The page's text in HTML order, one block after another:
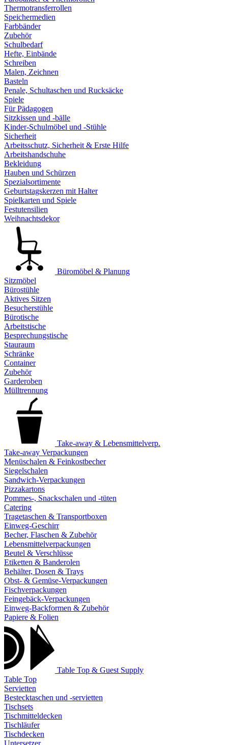
Thermotransferrollen
Speichermedien
Farbbänder
Zubehör
Schulbedarf
Hefte, Einbände
Schreiben
Malen, Zeichnen
Basteln
Penale, Schultaschen und Rucksäcke
Spiele
Für Pädagogen
Sitzkissen und -bälle
Kinder-Schulmöbel und -Stühle
Sicherheit
Arbeitsschutz, Sicherheit & Erste Hilfe
Arbeitshandschuhe
Bekleidung
Hauben und Schürzen
Spezialsortimente
Geburtstagskerzen mit Halter
Spielkarten und Spiele
Festutensilien
Weihnachtsdekor
Büromöbel & Planung
Sitzmöbel
Bürostühle
Aktives Sitzen
Besucherstühle
Bürotische
Arbeitstische
Besprechungstische
Stauraum
Schränke
Container
Zubehör
Garderoben
Mülltrennung
Take-away & Lebensmittelverp.
Take-away Verpackungen
Menüschalen & Feinkostbecher
Siegelschalen
Sandwich-Verpackungen
Pizzakartons
Pommes-, Snackschalen und -tüten
Catering
Tragetaschen & Transportboxen
Einweg-Geschirr
Becher, Flaschen & Zubehör
Lebensmittelverpackungen
Beutel & Verschlüsse
Etiketten & Banderolen
Behälter, Dosen & Trays
Obst- & Gemüse-Verpackungen
Fischverpackungen
Feingebäck-Verpackungen
Einweg-Backformen & Zubehör
Papiere & Folien
Table Top & Guest Supply
Table Top
Servietten
Bestecktaschen und -servietten
Tischsets
Tischmitteldecken
Tischläufer
Tischdecken